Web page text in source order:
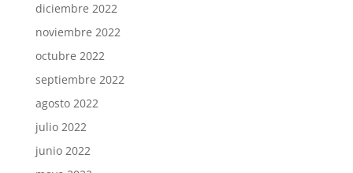
diciembre 2022
noviembre 2022
octubre 2022
septiembre 2022
agosto 2022
julio 2022
junio 2022